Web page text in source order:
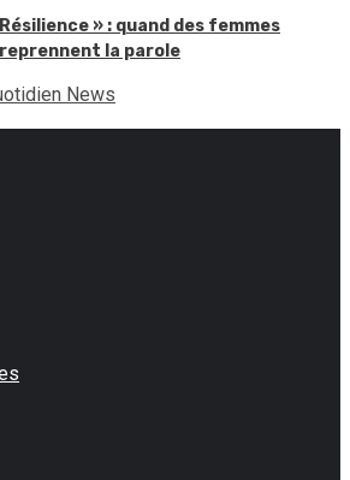
» : quand des femmes
la parole
News